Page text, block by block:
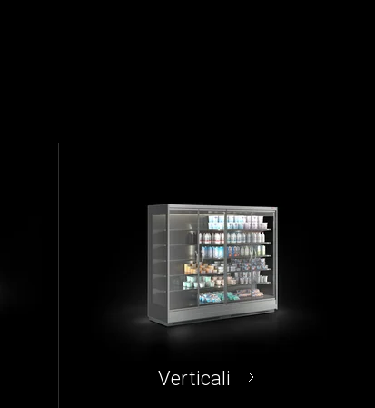
Verticali